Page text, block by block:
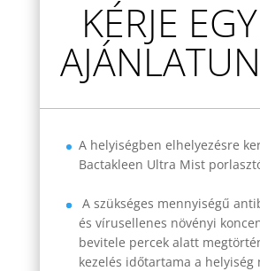
KÉRJE
A helyiségben elhelyezésre
Bactakleen Ultra Mist
A szükséges mennyiségű
és vírusellenes növényi
bevitele percek alatt
kezelés időtartama a helyiség